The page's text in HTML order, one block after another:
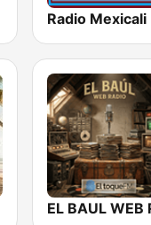
Radio Mexicali